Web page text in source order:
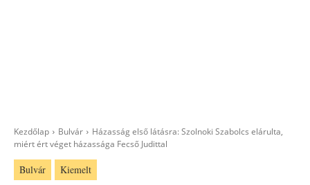
Kezdőlap Bulvár
Házasság első látásra: Szolnoki Szabolcs elárulta,
miért ért véget házassága Fecső Judittal
Bulvár Kiemelt